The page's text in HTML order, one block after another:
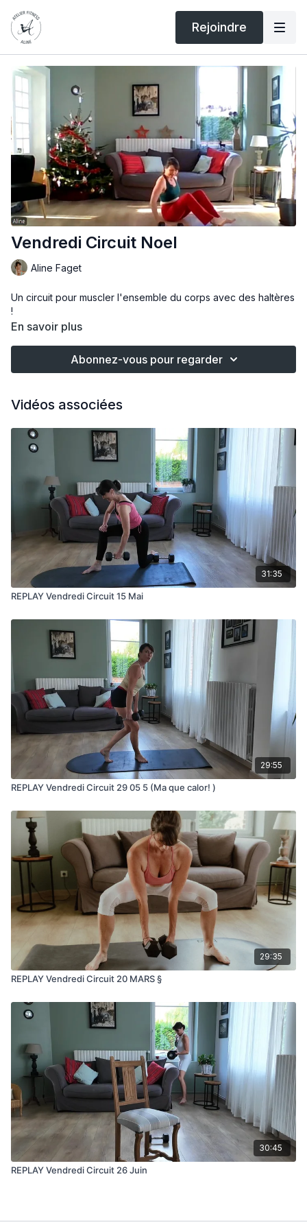
Rejoindre
Vendredi Circuit Noel
Aline Faget
Un circuit pour muscler l'ensemble du corps avec des haltères
!
En savoir plus
Abonnez-vous pour regarder
Vidéos associées
31:35
REPLAY Vendredi Circuit 15 Mai
29:55
REPLAY Vendredi Circuit 29 05 5 (Ma que calor! )
29:35
REPLAY Vendredi Circuit 20 MARS §
30:45
REPLAY Vendredi Circuit 26 Juin